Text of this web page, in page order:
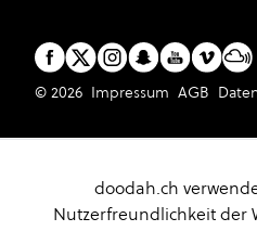
© 2026 Impressum AGB
doodah.ch
Nutzerfreundlichkeit der